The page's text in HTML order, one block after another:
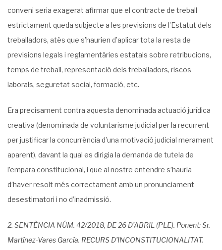
conveni seria exagerat afirmar que el contracte de treball
estrictament queda subjecte a les previsions de l’Estatut dels
treballadors, atès que s’haurien d’aplicar tota la resta de
previsions legals i reglamentàries estatals sobre retribucions,
temps de treball, representació dels treballadors, riscos
laborals, seguretat social, formació, etc.
Era precisament contra aquesta denominada actuació jurídica
creativa (denominada de voluntarisme judicial per la recurrent
per justificar la concurrència d’una motivació judicial merament
aparent), davant la qual es dirigia la demanda de tutela de
l’empara constitucional, i que al nostre entendre s’hauria
d’haver resolt més correctament amb un pronunciament
desestimatori i no d’inadmissió.
2. SENTÈNCIA NÚM. 42/2018, DE 26 D’ABRIL (PLE). Ponent: Sr.
Martínez-Vares García. RECURS D’INCONSTITUCIONALITAT.